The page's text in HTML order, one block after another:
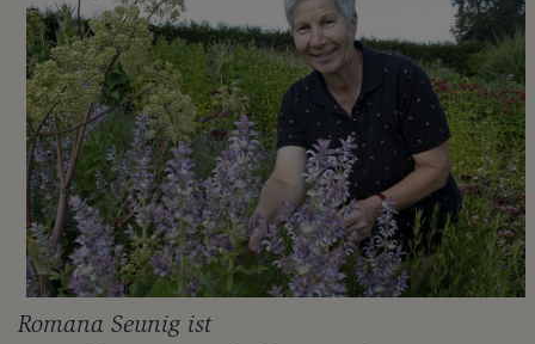
Romana Seunig ist